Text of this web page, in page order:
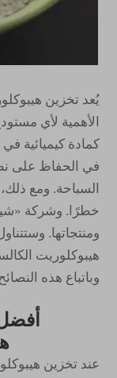
يُعد تخزين
الأهمية لأي
كمادة كيميائية
في الحفاظ على
السباحة. ومع
خطرًا. وشركة
ومنتجاتها.
هيبوكلوريت
وباتباع هذه
عند تخزين